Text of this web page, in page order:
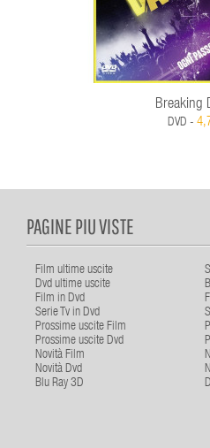
Breaking
DVD -
PAGINE PIU VISTE
Film ultime uscite
Dvd ultime uscite
Film in Dvd
Serie Tv in Dvd
Prossime uscite Film
Prossime uscite Dvd
Novità Film
Novità Dvd
Blu Ray 3D